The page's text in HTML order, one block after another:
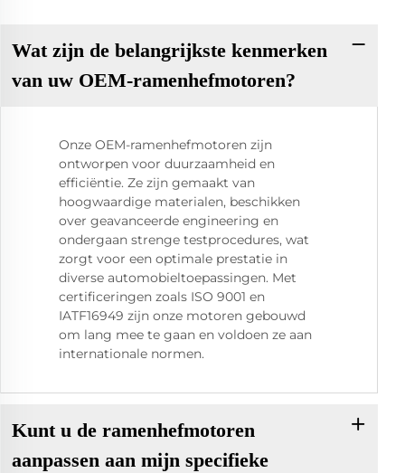
Wat zijn de belangrijkste kenmerken
van uw OEM-ramenhefmotoren?
Onze OEM-ramenhefmotoren zijn
ontworpen voor duurzaamheid en
efficiëntie. Ze zijn gemaakt van
hoogwaardige materialen, beschikken
over geavanceerde engineering en
ondergaan strenge testprocedures, wat
zorgt voor een optimale prestatie in
diverse automobieltoepassingen. Met
certificeringen zoals ISO 9001 en
IATF16949 zijn onze motoren gebouwd
om lang mee te gaan en voldoen ze aan
internationale normen.
Kunt u de ramenhefmotoren
aanpassen aan mijn specifieke